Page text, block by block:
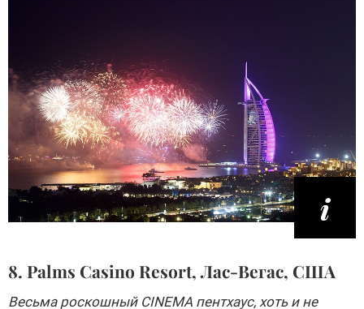
8. Palms Casino Resort, Лас-Вегас, США
Весьма роскошный CINEMA пентхаус, хоть и не